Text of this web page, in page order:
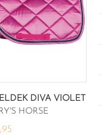
DIVA VIOLET
HORSE